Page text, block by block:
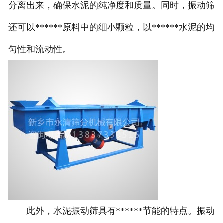
分离出来，确保水泥的纯净度和质量。同时，振动筛
还可以******原料中的细小颗粒，以******水泥的均
匀性和流动性。
此外，水泥振动筛具有******节能的特点。振动